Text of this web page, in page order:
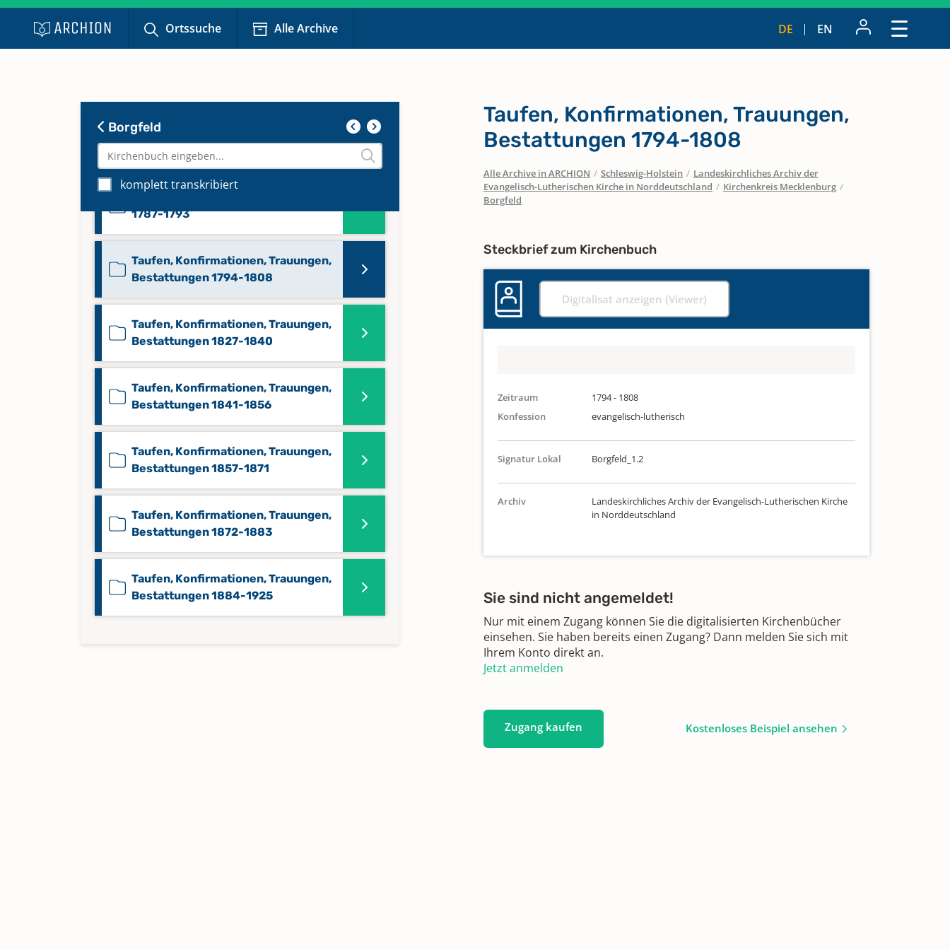
Ortssuche Alle Archive DE EN
Borgfeld
komplett transkribiert
Taufen Konfirmationen Trauungen
Bestattungen 1809-1826
Taufen Trauungen Bestattungen
1751-1787
1787-1793
Taufen, Konfirmationen, Trauungen,
Bestattungen 1794-1808
Taufen, Konfirmationen, Trauungen,
Bestattungen 1827-1840
Taufen, Konfirmationen, Trauungen,
Bestattungen 1841-1856
Taufen, Konfirmationen, Trauungen,
Bestattungen 1857-1871
Taufen, Konfirmationen, Trauungen,
Bestattungen 1872-1883
Taufen, Konfirmationen, Trauungen,
Bestattungen 1884-1925
Taufen, Konfirmationen, Trauungen,
Bestattungen 1794-1808
Alle Archive in ARCHION / Schleswig-Holstein / Landeskirchliches Archiv der
Evangelisch-Lutherischen Kirche in Norddeutschland / Kirchenkreis Mecklenburg /
Borgfeld
Steckbrief zum Kirchenbuch
Digitalisat anzeigen (Viewer)
Zeitraum
1794 - 1808
Konfession
evangelisch-lutherisch
Signatur Lokal Borgfeld_1.2
Archiv
Landeskirchliches Archiv der Evangelisch-Lutherischen Kirche
in Norddeutschland
Sie sind nicht angemeldet!
Nur mit einem Zugang können Sie die digitalisierten Kirchenbücher
einsehen. Sie haben bereits einen Zugang? Dann melden Sie sich mit
Ihrem Konto direkt an.
Jetzt anmelden
Zugang kaufen Kostenloses Beispiel ansehen